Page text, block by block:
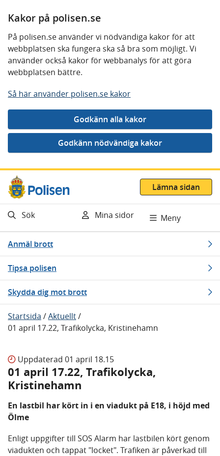
Kakor på polisen.se
På polisen.se använder vi nödvändiga kakor för att
webbplatsen ska fungera ska så bra som möjligt. Vi
använder också kakor för webbanalys för att göra
webbplatsen bättre.
Så här använder polisen.se kakor
Gå direkt till innehåll
Lämna sidan
Sök Mina sidor Meny
Anmäl brott
Tipsa polisen
Skydda dig mot brott
Startsida /Aktuellt/
01 april 17.22, Trafikolycka, Kristinehamn
Uppdaterad 01 april 18.15
01 april 17.22, Trafikolycka,
Kristinehamn
En lastbil har kört in i en viadukt på E18, i höjd med
Ölme
Enligt uppgifter till SOS Alarm har lastbilen kört genom
viadukten och tappat "locket". Trafiken är påverkad till